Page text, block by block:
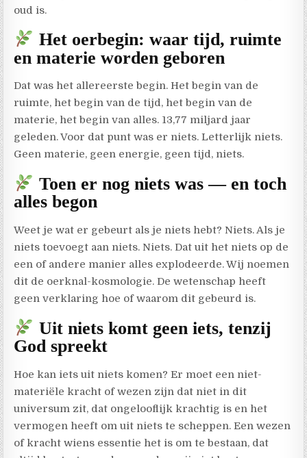
oud is.
Het oerbegin: waar tijd, ruimte
en materie worden geboren
Dat was het allereerste begin. Het begin van de
ruimte, het begin van de tijd, het begin van de
materie, het begin van alles. 13,77 miljard jaar
geleden. Voor dat punt was er niets. Letterlijk niets.
Geen materie, geen energie, geen tijd, niets.
Toen er nog niets was — en toch
alles begon
Weet je wat er gebeurt als je niets hebt? Niets. Als je
niets toevoegt aan niets. Niets. Dat uit het niets op de
een of andere manier alles explodeerde. Wij noemen
dit de oerknal-kosmologie. De wetenschap heeft
geen verklaring hoe of waarom dit gebeurd is.
Uit niets komt geen iets, tenzij
God spreekt
Hoe kan iets uit niets komen? Er moet een niet-
materiële kracht of wezen zijn dat niet in dit
universum zit, dat ongelooflijk krachtig is en het
vermogen heeft om uit niets te scheppen. Een wezen
of kracht wiens essentie het is om te bestaan, dat